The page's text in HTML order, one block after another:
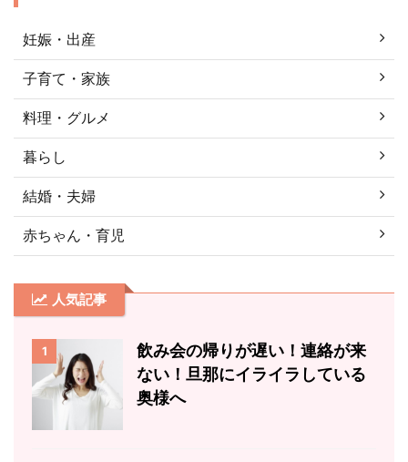
妊娠・出産
子育て・家族
料理・グルメ
暮らし
結婚・夫婦
赤ちゃん・育児
人気記事
1
飲み会の帰りが遅い！連絡が来
ない！旦那にイライラしている
奥様へ